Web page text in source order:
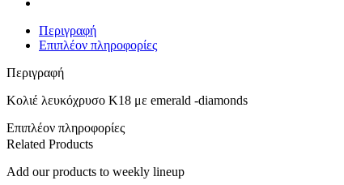
Περιγραφή
Επιπλέον πληροφορίες
Περιγραφή
Κολιέ λευκόχρυσο Κ18 με emerald -diamonds
Επιπλέον πληροφορίες
Related Products
Add our products to weekly lineup